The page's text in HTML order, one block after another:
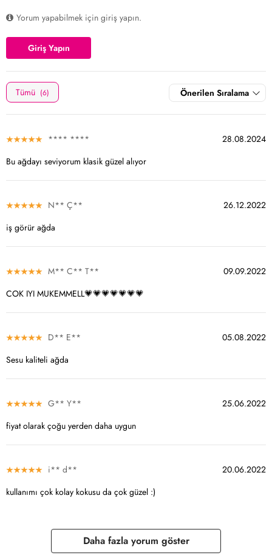
Yorum yapabilmek için giriş yapın.
Giriş Yapın
Tümü (6) Önerilen Sıralama
**** ****
28.08.2024
Bu ağdayı seviyorum klasik güzel alıyor
N** Ç**
26.12.2022
iş görür ağda
M** C** T**
09.09.2022
COK IYI MUKEMMELL💗💗💗💗💗💗💗
D** E**
05.08.2022
Sesu kaliteli ağda
G** Y**
25.06.2022
fiyat olarak çoğu yerden daha uygun
i** d**
20.06.2022
kullanımı çok kolay kokusu da çok güzel :)
Daha fazla yorum göster